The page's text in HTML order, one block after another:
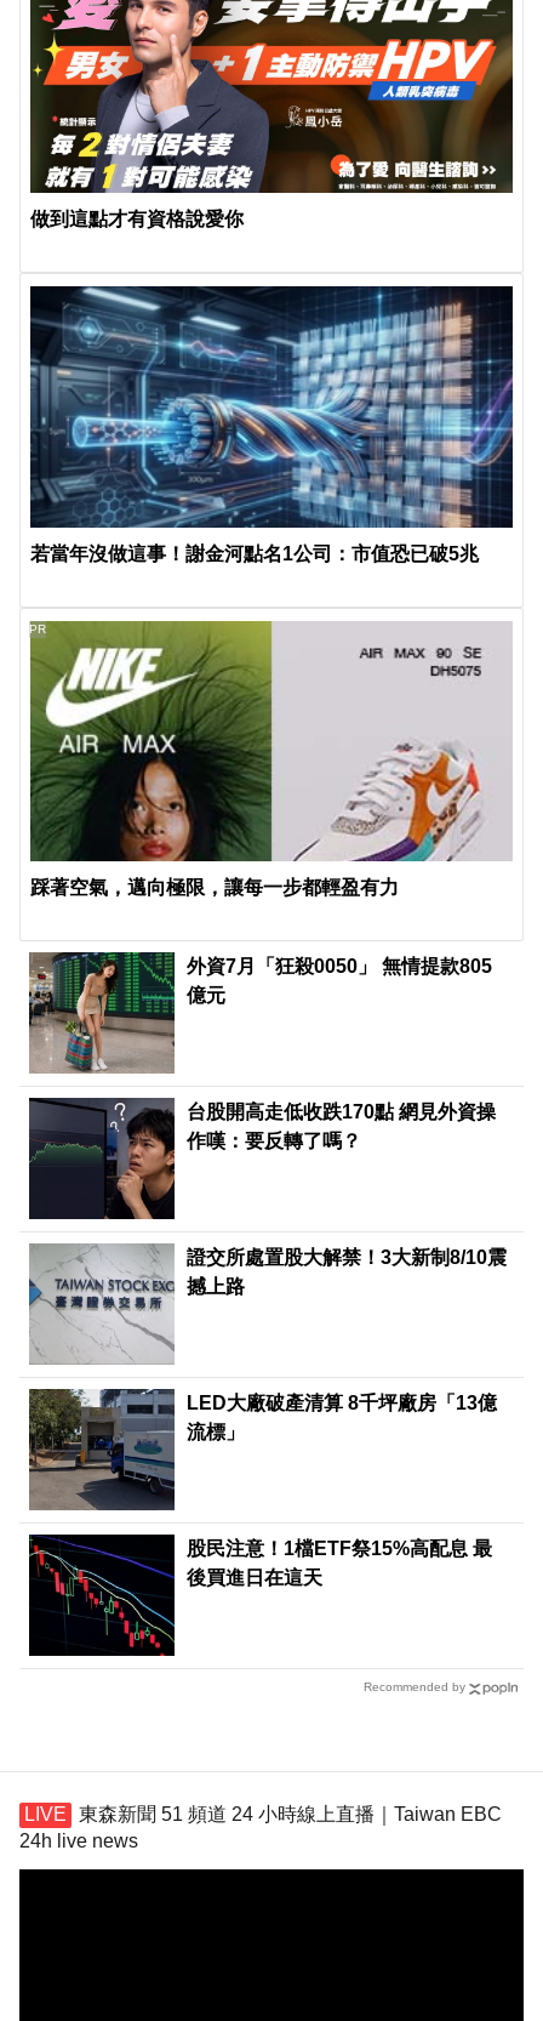
做到這點才有資格說愛你
若當年沒做這事！謝金河點名1公司：市值恐已破5兆
踩著空氣，邁向極限，讓每一步都輕盈有力
PR
外資7月「狂殺0050」 無情提款805
億元
台股開高走低收跌170點 網見外資操
作嘆：要反轉了嗎？
證交所處置股大解禁！3大新制8/10震
撼上路
LED大廠破產清算 8千坪廠房「13億
流標」
股民注意！1檔ETF祭15%高配息 最
後買進日在這天
Recommended by
東森新聞 51 頻道 24 小時線上直播｜Taiwan EBC
24h live news